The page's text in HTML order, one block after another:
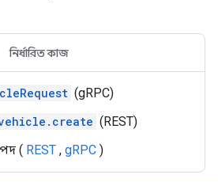
নির্ধারিত কাজ
(gRPC)
(REST)
( REST , gRPC )